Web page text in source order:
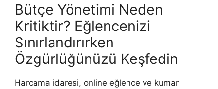
Bütçe Yönetimi Neden
Kritiktir? Eğlencenizi
Sınırlandırırken
Özgürlüğünüzü Keşfedin
Harcama idaresi, online eğlence ve kumar